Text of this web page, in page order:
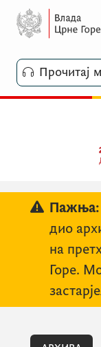
Прочитај
Пажња:
дио
на
Горе.